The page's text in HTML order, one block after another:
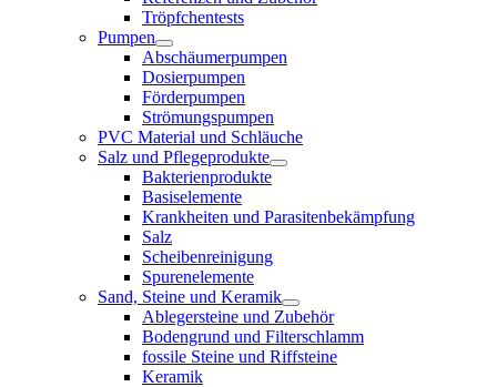
Tröpfchentests
Pumpen
Abschäumerpumpen
Dosierpumpen
Förderpumpen
Strömungspumpen
PVC Material und Schläuche
Salz und Pflegeprodukte
Bakterienprodukte
Basiselemente
Krankheiten und Parasitenbekämpfung
Salz
Scheibenreinigung
Spurenelemente
Sand, Steine und Keramik
Ablegersteine und Zubehör
Bodengrund und Filterschlamm
fossile Steine und Riffsteine
Keramik